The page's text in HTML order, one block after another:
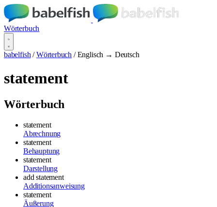
Wörterbuch
babelfish / Wörterbuch / Englisch → Deutsch
statement
Wörterbuch
statement
Abrechnung
statement
Behauptung
statement
Darstellung
add statement
Additionsanweisung
statement
Äußerung